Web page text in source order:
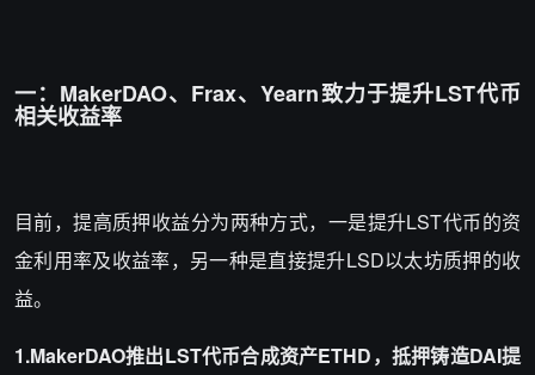
一：MakerDAO、Frax、Yearn致力于提升LST代币
相关收益率
目前，提高质押收益分为两种方式，一是提升LST代币的资
金利用率及收益率，另一种是直接提升LSD以太坊质押的收
益。
1.MakerDAO推出LST代币合成资产ETHD，抵押铸造DAI提